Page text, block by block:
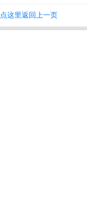
点这里返回上一页